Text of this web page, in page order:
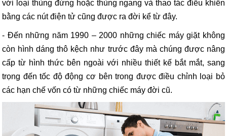
với loại thùng đứng hoặc thùng ngang và thao tác điều khiển
bằng các nút điện tử cũng được ra đời kể từ đây.
- Đến những năm 1990 – 2000 những chiếc máy giặt không
còn hình dáng thô kệch như trước đây mà chúng được nâng
cấp từ hình thức bên ngoài với nhiều thiết kế bắt mắt, sang
trọng đến tốc độ động cơ bên trong được điều chỉnh loại bỏ
các hạn chế vốn có từ những chiếc máy đời cũ.